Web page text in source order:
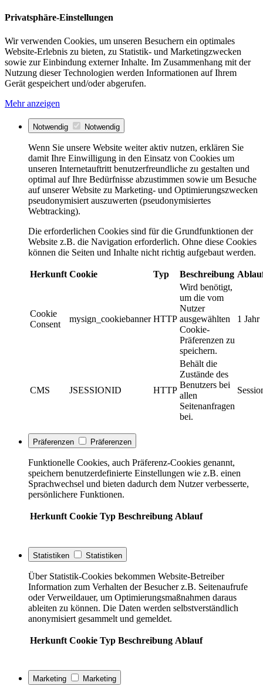
Privatsphäre-Einstellungen
Wir verwenden Cookies, um unseren Besuchern ein optimales
Website-Erlebnis zu bieten, zu Statistik- und Marketingzwecken
sowie zur Einbindung externer Inhalte. Im Zusammenhang mit der
Nutzung dieser Technologien werden Informationen auf Ihrem
Gerät gespeichert und/oder abgerufen.
Mehr anzeigen
Notwendig Notwendig
Wenn Sie unsere Website weiter aktiv nutzen, erklären Sie
damit Ihre Einwilligung in den Einsatz von Cookies um
unseren Internetauftritt benutzerfreundliche zu gestalten und
optimal auf Ihre Bedürfnisse abzustimmen sowie um Besuche
auf unserer Website zu Marketing- und Optimierungszwecken
pseudonymisiert auszuwerten (pseudonymisiertes
Webtracking).
Die erforderlichen Cookies sind für die Grundfunktionen der
Website z.B. die Navigation erforderlich. Ohne diese Cookies
können die Seiten und Inhalte nicht richtig aufgebaut werden.
Herkunft Cookie Typ Beschreibung
Cookie
Consent
mysign_cookiebanner HTTP
Wird benötigt,
um die vom
Nutzer
ausgewählten
Cookie-
Präferenzen zu
speichern.
1 Jahr
CMS JSESSIONID HTTP
Behält die
Zustände des
Benutzers bei
allen
Seitenanfragen
bei.
Präferenzen Präferenzen
Funktionelle Cookies, auch Präferenz-Cookies genannt,
speichern benutzerdefinierte Einstellungen wie z.B. einen
Sprachwechsel und bieten dadurch dem Nutzer verbesserte,
persönlichere Funktionen.
Herkunft Cookie Typ Beschreibung Ablauf
Statistiken Statistiken
Über Statistik-Cookies bekommen Website-Betreiber
Information zum Verhalten der Besucher z.B. Seitenaufrufe
oder Verweildauer, um Optimierungsmaßnahmen daraus
ableiten zu können. Die Daten werden selbstverständlich
anonymisiert gesammelt und gemeldet.
Herkunft Cookie Typ Beschreibung Ablauf
Marketing Marketing